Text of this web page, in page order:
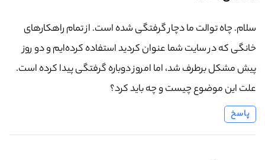
سلام. چاه توالت ما دچار گرفتگی شده است. از تمام راهکارهای
خانگی که در سایت شما عنوان کردید استفاده کرده‌ایم و دو روز
پیش مشکل برطرف شد، اما امروز دوباره گرفتگی پیدا کرده است.
علت این موضوع چیست و چه باید کرد؟
پاسخ